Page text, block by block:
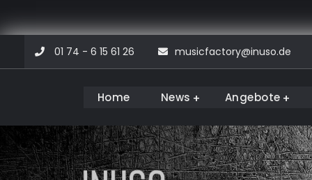
content
01 74 - 6 15 61 26 musicfactory@inuso.de
Musicfactory
Home News Angebote